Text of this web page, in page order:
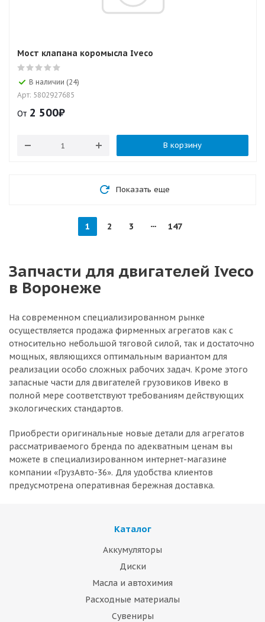
Мост клапана коромысла Iveco
В наличии (24)
Арт: 5802927685
От 2 500₽
В корзину
Показать еще
1 2 3 147
Запчасти для двигателей Iveco
в Воронеже
На современном специализированном рынке
осуществляется продажа фирменных агрегатов как с
относительно небольшой тяговой силой, так и достаточно
мощных, являющихся оптимальным вариантом для
реализации особо сложных рабочих задач. Кроме этого
запасные части для двигателей грузовиков Ивеко в
полной мере соответствуют требованиям действующих
экологических стандартов.
Приобрести оригинальные новые детали для агрегатов
рассматриваемого бренда по адекватным ценам вы
можете в специализированном интернет-магазине
компании «ГрузАвто-36». Для удобства клиентов
предусмотрена оперативная бережная доставка.
Каталог
Аккумуляторы
Диски
Масла и автохимия
Расходные материалы
Сувениры